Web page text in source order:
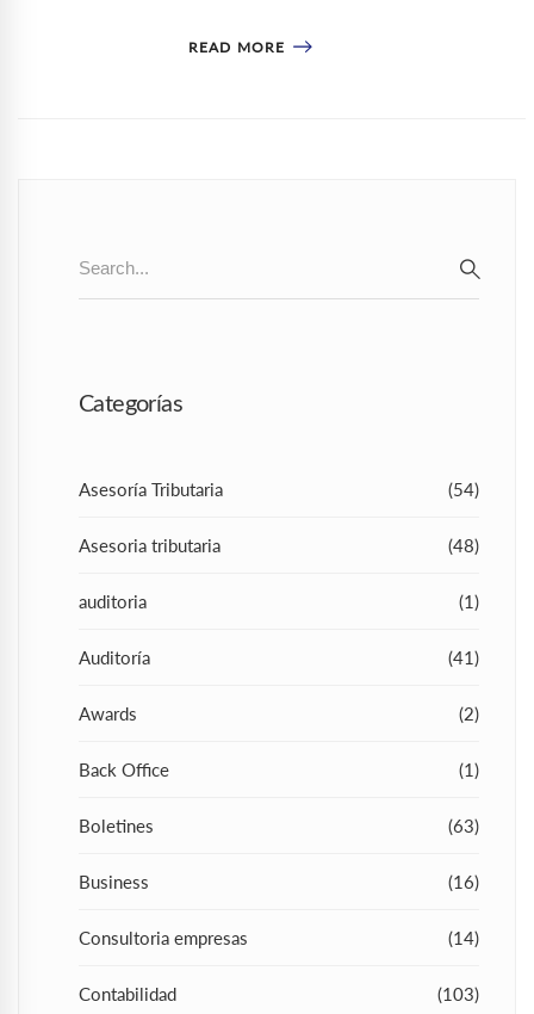
READ MORE
for:
Categorías
Asesoría Tributaria (54)
Asesoria tributaria (48)
auditoria (1)
Auditoría (41)
Awards (2)
Back Office (1)
Boletines (63)
Business (16)
Consultoria empresas (14)
Contabilidad (103)